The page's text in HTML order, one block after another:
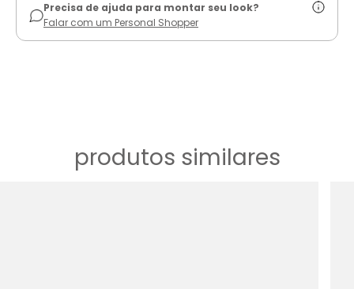
Precisa de ajuda para montar seu look?
Falar com um Personal Shopper
produtos similares